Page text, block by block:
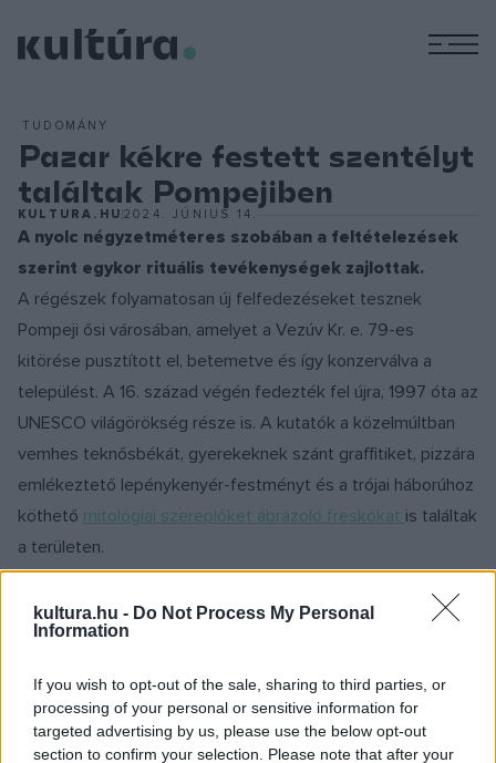
kultura.hu - Do Not Process My Personal
Information
If you wish to opt-out of the sale, sharing to third parties, or
processing of your personal or sensitive information for
targeted advertising by us, please use the below opt-out
section to confirm your selection. Please note that after your
TUDOMÁNY
Pazar kékre festett szentélyt
találtak Pompejiben
KULTURA.HU 2024. JÚNIUS 14.
A nyolc négyzetméteres szobában a feltételezések
szerint egykor rituális tevékenységek zajlottak.
A régészek folyamatosan új felfedezéseket tesznek
Pompeji ősi városában, amelyet a Vezúv Kr. e. 79-es
kitörése pusztított el, betemetve és így konzerválva a
települést. A 16. század végén fedezték fel újra, 1997 óta az
UNESCO világörökség része is. A kutatók a közelmúltban
vemhes teknősbékát, gyerekeknek szánt graffitiket, pizzára
emlékeztető lepénykenyér-festményt és a trójai háborúhoz
köthető mitológiai szereplőket ábrázoló freskókat is találtak
a területen.
A mostani felfedezésről azt gondolják, hogy egy ókori római
szentély lehetett, ahol rituális tevékenységek zajlottak, és
színre festették, amelyeket a négy évszakot reprezentáló
női alakok, valamint a mezőgazdaság és a pásztorkodás